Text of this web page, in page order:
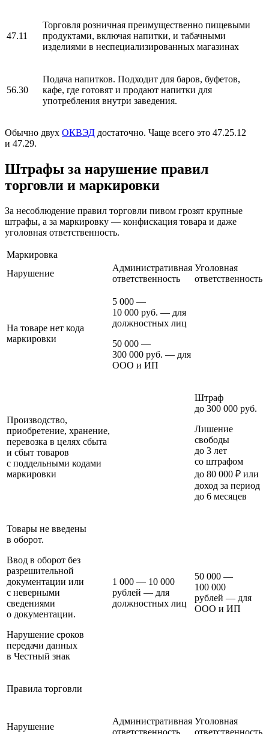
47.11
Торговля розничная преимущественно пищевыми
продуктами, включая напитки, и табачными
изделиями в неспециализированных магазинах
56.30
Подача напитков. Подходит для баров, буфетов,
кафе, где готовят и продают напитки для
употребления внутри заведения.
Обычно двух ОКВЭД достаточно. Чаще всего это 47.25.12
и 47.29.
Штрафы за нарушение правил
торговли и маркировки
За несоблюдение правил торговли пивом грозят крупные
штрафы, а за маркировку — конфискация товара и даже
уголовная ответственность.
Маркировка
Нарушение
Административная
ответственность
Уголовная
ответственность
На товаре нет кода
маркировки
5 000 —
10 000 руб. — для
должностных лиц
50 000 —
300 000 руб. — для
ООО и ИП
Производство,
приобретение, хранение,
перевозка в целях сбыта
и сбыт товаров
с поддельными кодами
маркировки
Штраф
до 300 000 руб.
Лишение
свободы
до 3 лет
со штрафом
до 80 000 ₽ или
доход за период
до 6 месяцев
Товары не введены
в оборот.
Ввод в оборот без
разрешительной
документации или
с неверными
сведениями
о документации.
Нарушение сроков
передачи данных
в Честный знак
1 000 — 10 000
рублей — для
должностных лиц
50 000 —
100 000
рублей — для
ООО и ИП
Правила торговли
Нарушение
Административная
ответственность
Уголовная
ответственность